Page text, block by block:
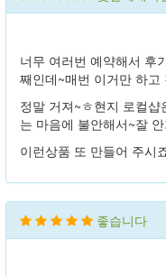
너무 여러번 예약해서 후
째인데~매번 이거만 하고
정말 거져~ㅎ현지 로컬
는 마음에 불안해서~잘
이런상품 또 만들어 주시
좋습니다